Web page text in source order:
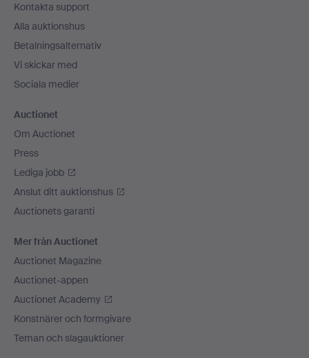
Kontakta support
Alla auktionshus
Betalningsalternativ
Vi skickar med
Sociala medier
Auctionet
Om Auctionet
Press
Lediga jobb
Anslut ditt auktionshus
Auctionets garanti
Mer från Auctionet
Auctionet Magazine
Auctionet-appen
Auctionet Academy
Konstnärer och formgivare
Teman och slagauktioner